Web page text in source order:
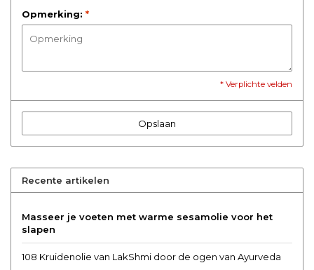
Opmerking: *
* Verplichte velden
Opslaan
Recente artikelen
Masseer je voeten met warme sesamolie voor het
slapen
108 Kruidenolie van LakShmi door de ogen van Ayurveda